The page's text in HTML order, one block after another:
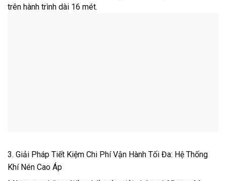
trên hành trình dài 16 mét.
3. Giải Pháp Tiết Kiệm Chi Phí Vận Hành Tối Đa: Hệ Thống
Khí Nén Cao Áp